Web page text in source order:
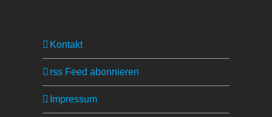
Kontakt
rss Feed abonnieren
Impressum